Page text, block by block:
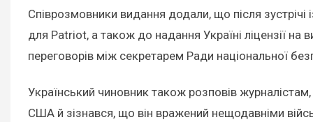
Співрозмовники видання додали, що після
для Patriot, а також до надання Україні ліцензії
переговорів між секретарем Ради національної
Український чиновник також розповів
США й зізнався, що він вражений нещодавніми